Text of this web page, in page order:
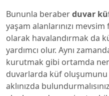
Bununla beraberduvar
yaşam alanlarınızı
olarak havalandırmak da
yardımcı olur. Aynı
kurutmak gibi ortamda
duvarlarda küf oluşumunu
aklınızda